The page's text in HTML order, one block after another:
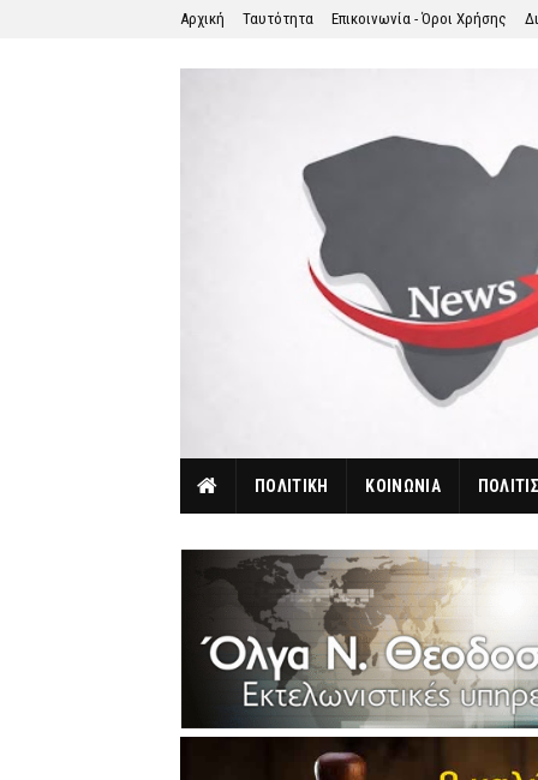
Αρχική Ταυτότητα Επικοινωνία - Όροι Χρήσης
ΠΟΛΙΤΙΚΗ ΚΟΙΝΩΝΙΑ